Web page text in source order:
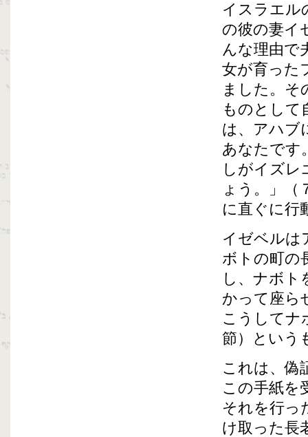
イスラエル
の彼の妻イ
んな理由で
女が育った
ました。そ
ものとして
は、アハブ
あなたです
しがイズレ
ょう。」（
に直ぐに行
イゼベルは
ボトの町の
し、ナボト
かって座ら
こうしてナ
節）という
これは、偽
この手紙を
それを行っ
け取った長